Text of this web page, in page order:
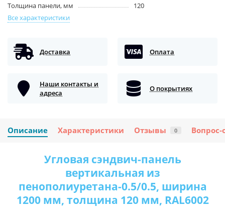
Толщина панели, мм
120
Все характеристики
Доставка Оплата
Наши контакты и
адреса
О покрытиях
Описание Характеристики Отзывы 0 Вопрос-
Угловая сэндвич-панель
вертикальная из
пенополиуретана-0.5/0.5, ширина
1200 мм, толщина 120 мм, RAL6002